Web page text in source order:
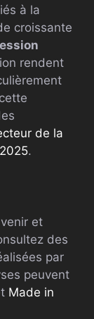
à la
croissante
rendent
de la
.
et
des
par
peuvent
Made in